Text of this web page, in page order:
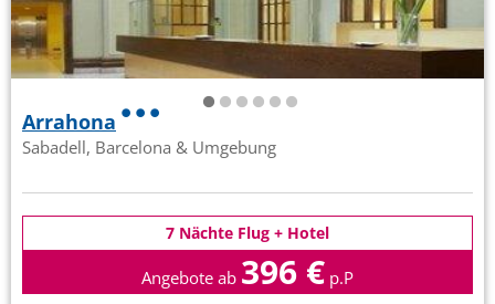
Arrahona
Sabadell, Barcelona & Umgebung
7 Nächte Flug + Hotel
Angebote ab 396 € p.P